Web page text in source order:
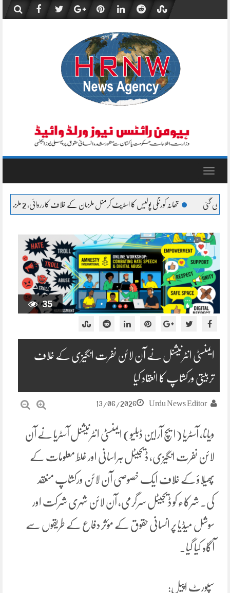
content
Toggle
کا اسٹریٹ کرمنل ملزمان کے خلاف کارروائی، 2 ملزمان گرفتار کال سینٹر کے نام پر
35
ایمنسٹی انٹرنیشنل نے آن لائن نفرت انگیزی کے خلاف
تربیتی ورکشاپ کا انعقاد کیا
Urdu News Editor
13/06/2026
ویانا، آسٹریا (ایچ آراین ڈبلیو) ایمنسٹی انٹرنیشنل آسٹریا نے آن
لائن نفرت انگیزی، ڈیجیٹل ہراسانی اور غلط معلومات کے
پھیلاؤ کے خلاف ایک خصوصی آن لائن ورکشاپ منعقد
کی۔ شرکاء کو ڈیجیٹل سرگرمی، آن لائن شہری شرکت اور
سوشل میڈیا پر انسانی حقوق کے مؤثر دفاع کے طریقوں سے
آگاہ کیا گیا۔
سپورٹ اپیل: